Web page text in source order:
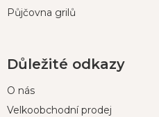
Půjčovna grilů
Důležité odkazy
O nás
Velkoobchodní prodej